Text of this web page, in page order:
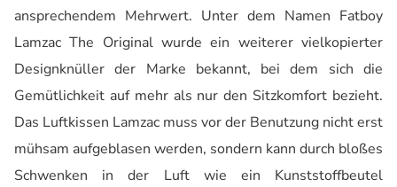
ansprechendem Mehrwert. Unter dem Namen Fatboy
Lamzac The Original wurde ein weiterer vielkopierter
Designknüller der Marke bekannt, bei dem sich die
Gemütlichkeit auf mehr als nur den Sitzkomfort bezieht.
Das Luftkissen Lamzac muss vor der Benutzung nicht erst
mühsam aufgeblasen werden, sondern kann durch bloßes
Schwenken in der Luft wie ein Kunststoffbeutel